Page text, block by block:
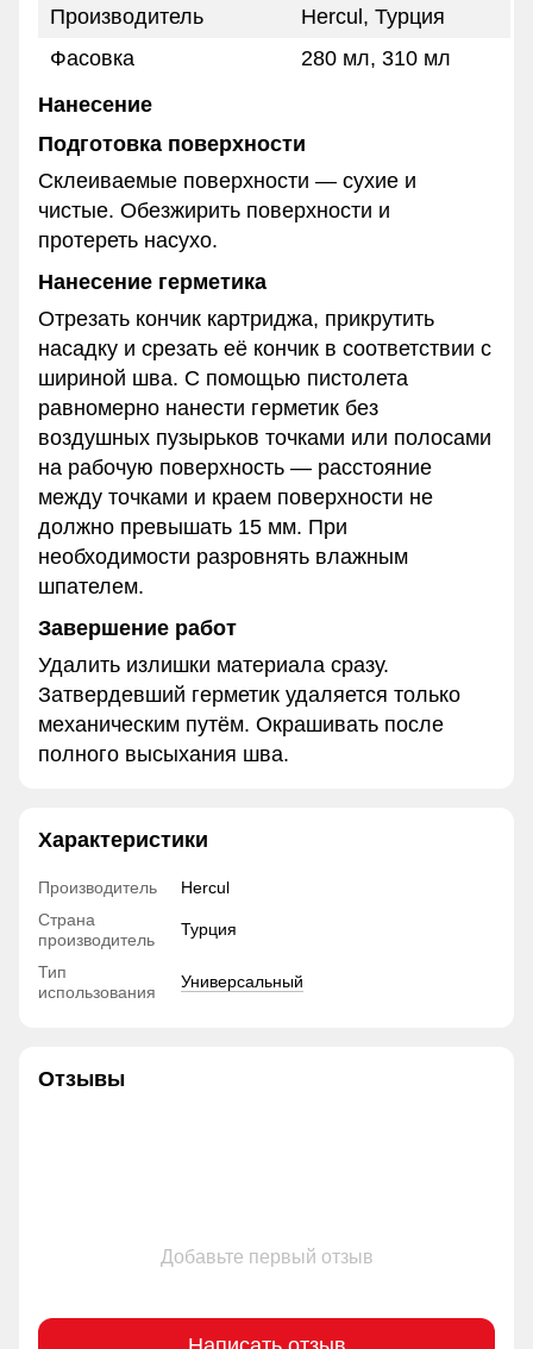
Производитель
Hercul, Турция
Фасовка
280 мл, 310 мл
Нанесение
Подготовка поверхности
Склеиваемые поверхности — сухие и
чистые. Обезжирить поверхности и
протереть насухо.
Нанесение герметика
Отрезать кончик картриджа, прикрутить
насадку и срезать её кончик в соответствии с
шириной шва. С помощью пистолета
равномерно нанести герметик без
воздушных пузырьков точками или полосами
на рабочую поверхность — расстояние
между точками и краем поверхности не
должно превышать 15 мм. При
необходимости разровнять влажным
шпателем.
Завершение работ
Удалить излишки материала сразу.
Затвердевший герметик удаляется только
механическим путём. Окрашивать после
полного высыхания шва.
Характеристики
Производитель
Hercul
Страна
производитель
Турция
Тип
использования
Универсальный
Отзывы
Добавьте первый отзыв